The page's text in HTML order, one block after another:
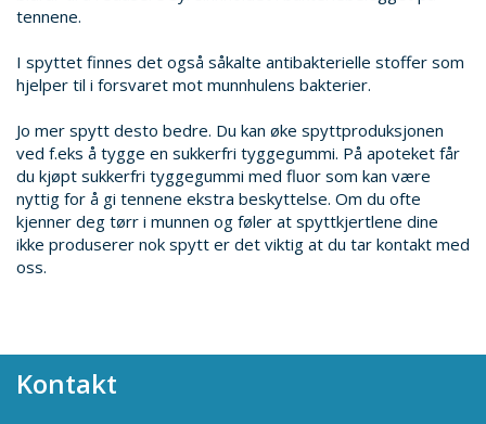
tennene.
I spyttet finnes det også såkalte antibakterielle stoffer som
hjelper til i forsvaret mot munnhulens bakterier.
Jo mer spytt desto bedre. Du kan øke spyttproduksjonen
ved f.eks å tygge en sukkerfri tyggegummi. På apoteket får
du kjøpt sukkerfri tyggegummi med fluor som kan være
nyttig for å gi tennene ekstra beskyttelse. Om du ofte
kjenner deg tørr i munnen og føler at spyttkjertlene dine
ikke produserer nok spytt er det viktig at du tar kontakt med
oss.
Kontakt